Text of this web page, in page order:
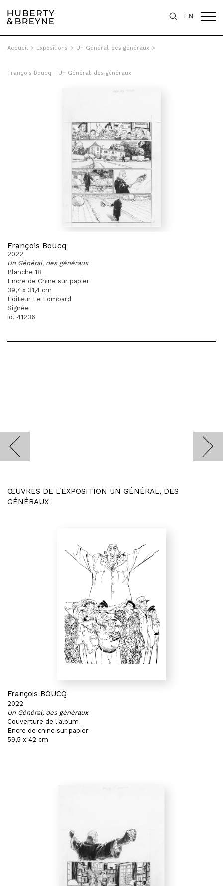
EN
Accueil > Expositions > Un Général, des généraux >
François Boucq - Un Général, des généraux
François Boucq
2022
Un Général, des généraux
Planche 18
Encre de Chine sur papier
39,7 x 31,4 cm
Éditeur Le Lombard
Signée
id. 41236
ŒUVRES DE L'EXPOSITION UN GÉNÉRAL, DES
GÉNÉRAUX
François BOUCQ
2022
Un Général, des généraux
Couverture de l'album
Encre de chine sur papier
59,5 x 42 cm